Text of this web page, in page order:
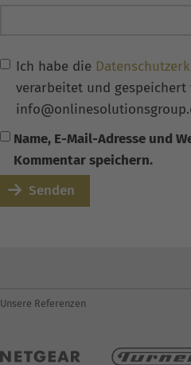
Ich habe die
verarbeitet und
Name, E-Mail-Adresse und
Kommentar speichern.
Senden
Unsere Referenzen